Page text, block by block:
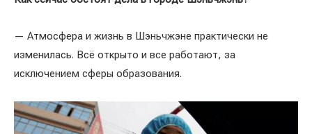
— Атмосфера и жизнь в Шэньчжэне практически не
изменилась. Всё открыто и все работают, за
исключением сферы образования.